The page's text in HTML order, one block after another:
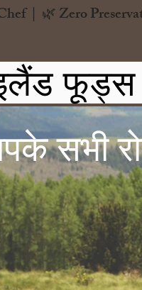
|  🌿 Zero
फूड्स
सभी